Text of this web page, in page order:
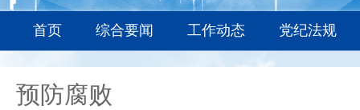
首页 综合要闻 工作动态 党纪法规
预防腐败